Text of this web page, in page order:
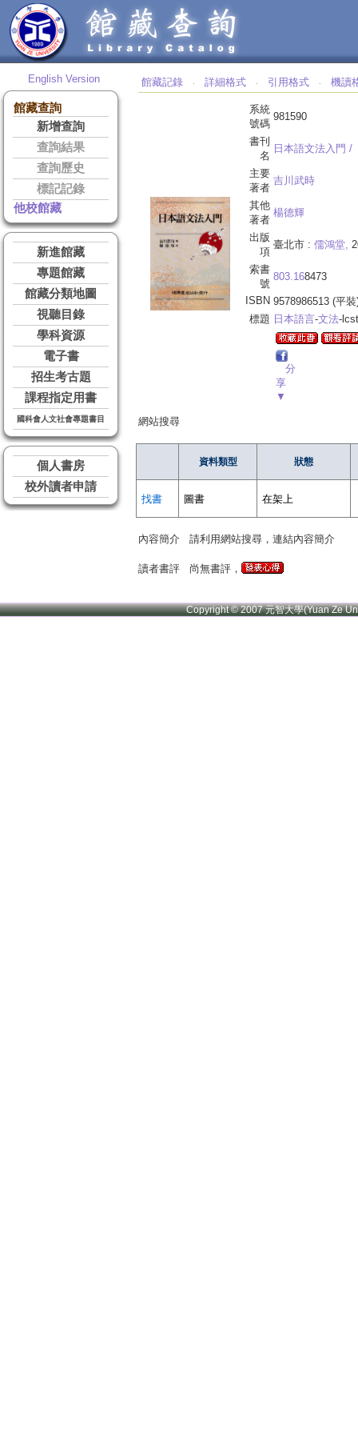
English Version
館藏查詢
新增查詢
查詢結果
查詢歷史
標記記錄
他校館藏
新進館藏
專題館藏
館藏分類地圖
視聽目錄
學科資源
電子書
招生考古題
課程指定用書
國科會人文社會專題書目
個人書房
校外讀者申請
館藏記錄 ‧ 詳細格式 ‧ 引用格式 ‧ 機讀
系統
號碼
981590
書刊
名
日本語文法入門 /
主要
著者
吉川武時
其他
著者
楊德輝
出版
項
臺北市 : 儒鴻堂,
索書
號
803.168473
ISBN 9578986513 (平裝
標題 日本語言-文法-
分
享
▼
網站搜尋
資料類型 狀態
找書 圖書 在架上
內容簡介 請利用網站搜尋，連結內容簡介
讀者書評 尚無書評，
Copyright © 2007 元智大學(Yuan Ze